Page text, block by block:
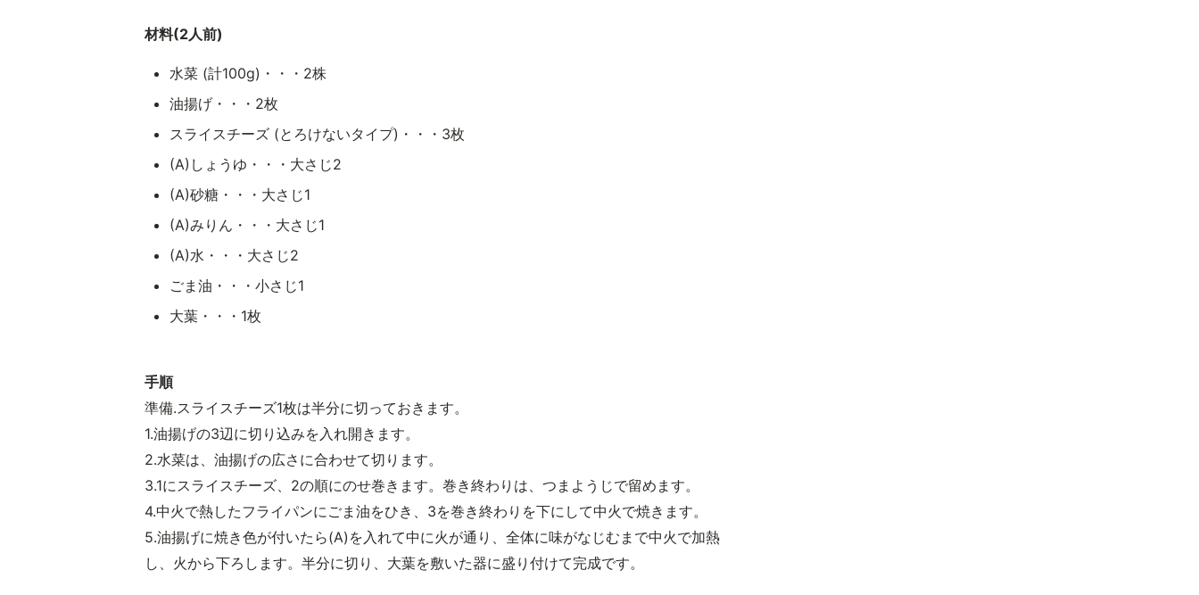
材料(2人前)
水菜 (計100g)・・・2株
油揚げ・・・2枚
スライスチーズ (とろけないタイプ)・・・3枚
(A)しょうゆ・・・大さじ2
(A)砂糖・・・大さじ1
(A)みりん・・・大さじ1
(A)水・・・大さじ2
ごま油・・・小さじ1
大葉・・・1枚
手順
準備.スライスチーズ1枚は半分に切っておきます。
1.油揚げの3辺に切り込みを入れ開きます。
2.水菜は、油揚げの広さに合わせて切ります。
3.1にスライスチーズ、2の順にのせ巻きます。巻き終わりは、つまようじで留めます。
4.中火で熱したフライパンにごま油をひき、3を巻き終わりを下にして中火で焼きます。
5.油揚げに焼き色が付いたら(A)を入れて中に火が通り、全体に味がなじむまで中火で加熱
し、火から下ろします。半分に切り、大葉を敷いた器に盛り付けて完成です。